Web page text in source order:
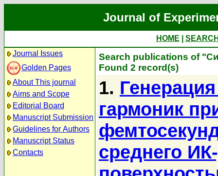
Journal of
HOME
Journal Issues
Golden Pages
About This journal
Aims and Scope
Editorial Board
Manuscript Submission
Guidelines for Authors
Manuscript Status
Contacts
Search publications of
Found 2 record(s)
1.
гармоник
среднего